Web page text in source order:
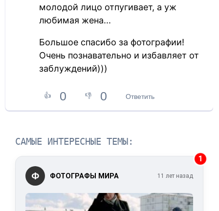
молодой лицо отпугивает, а уж
любимая жена...
Большое спасибо за фотографии!
Очень познавательно и избавляет от
заблуждений)))
👍 0 👎 0 Ответить
САМЫЕ ИНТЕРЕСНЫЕ ТЕМЫ:
1
Ф ФОТОГРАФЫ МИРА 11 лет назад